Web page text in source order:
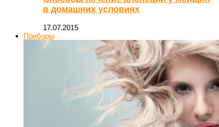
в домашних условиях
17.07.2015
Приборы